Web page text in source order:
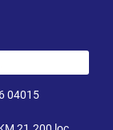
04015